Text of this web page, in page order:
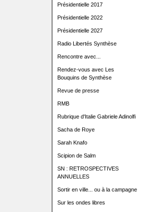
Présidentielle 2017
Présidentielle 2022
Présidentielle 2027
Radio Libertés Synthèse
Rencontre avec...
Rendez-vous avec Les
Bouquins de Synthèse
Revue de presse
RMB
Rubrique d'Italie Gabriele Adinolfi
Sacha de Roye
Sarah Knafo
Scipion de Salm
SN : RETROSPECTIVES
ANNUELLES
Sortir en ville... ou à la campagne
Sur les ondes libres